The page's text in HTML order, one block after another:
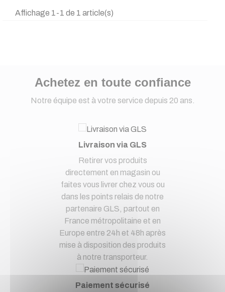
Affichage 1-1 de 1 article(s)
Achetez en toute confiance
Notre équipe est à votre service depuis 20 ans.
Livraison via GLS
Retirer vos produits
directement en magasin ou
faites vous livrer chez vous ou
dans les points relais de notre
partenaire GLS, partout en
France métropolitaine et en
Europe entre 24h et 48h après
mise à disposition des produits
à notre transporteur.
Paiement sécurisé